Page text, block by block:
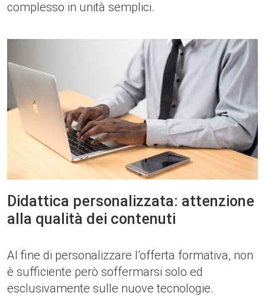
complesso in unità semplici.
Didattica personalizzata: attenzione
alla qualità dei contenuti
Al fine di personalizzare l’offerta formativa, non
è sufficiente però soffermarsi solo ed
esclusivamente sulle nuove tecnologie.